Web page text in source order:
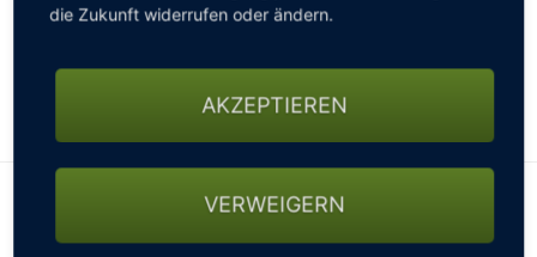
gesperrten Straßen, nicht passierbaren Wegen oder
könnte es mit der gebuchten Startzeit schon mal
die Zukunft widerrufen oder ändern.
AKZEPTIEREN
VERWEIGERN